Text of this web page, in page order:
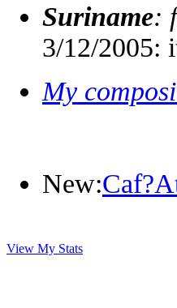
Suriname:
3/12/2005:
My
New:
View My Stats